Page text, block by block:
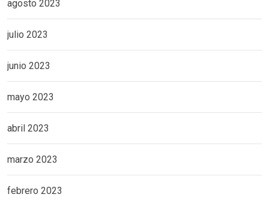
agosto 2023
julio 2023
junio 2023
mayo 2023
abril 2023
marzo 2023
febrero 2023